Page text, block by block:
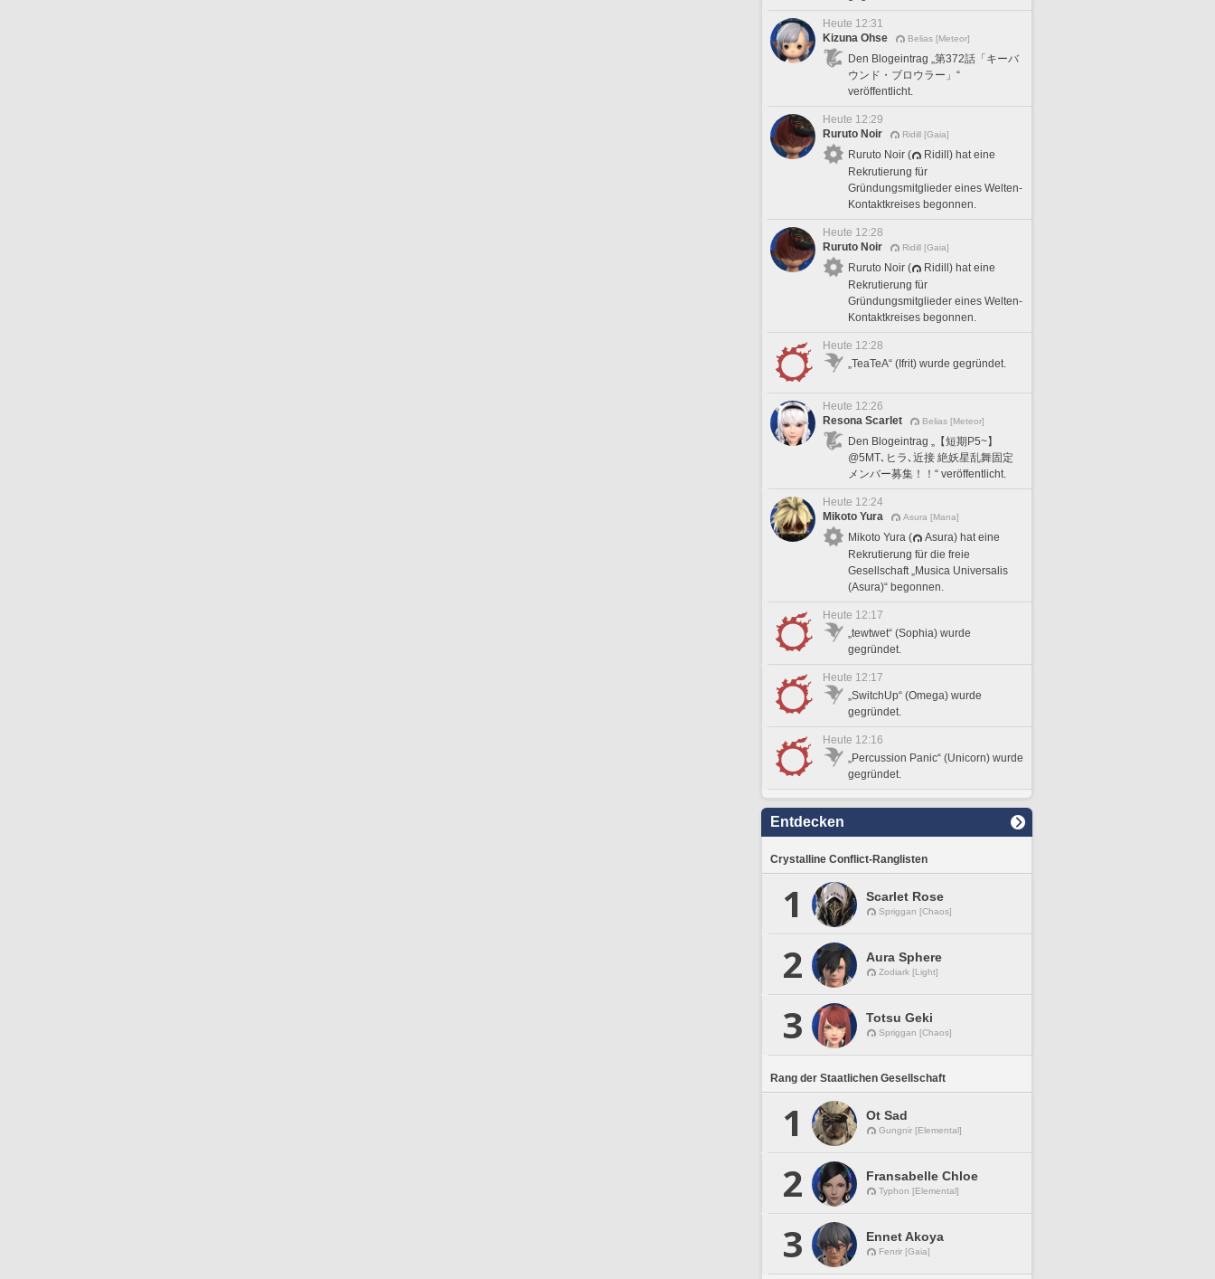
Heute 12:31
Kizuna Ohse
Belias [Meteor]
Den Blogeintrag „第372話「キーバ
ウンド・ブロウラー」“
veröffentlicht.
Heute 12:29
Ruruto Noir
Ridill [Gaia]
Ruruto Noir (
Ridill) hat eine
Rekrutierung für
Gründungsmitglieder eines Welten-
Kontaktkreises begonnen.
Heute 12:28
Ruruto Noir
Ridill [Gaia]
Ruruto Noir (
Ridill) hat eine
Rekrutierung für
Gründungsmitglieder eines Welten-
Kontaktkreises begonnen.
Heute 12:28
„TeaTeA“ (Ifrit) wurde gegründet.
Heute 12:26
Resona Scarlet
Belias [Meteor]
Den Blogeintrag „【短期P5~】
@5MT､ヒラ､近接 絶妖星乱舞固定
メンバー募集！！“ veröffentlicht.
Heute 12:24
Mikoto Yura
Asura [Mana]
Mikoto Yura (
Asura) hat eine
Rekrutierung für die freie
Gesellschaft „Musica Universalis
(Asura)“ begonnen.
Heute 12:17
„tewtwet“ (Sophia) wurde
gegründet.
Heute 12:17
„SwitchUp“ (Omega) wurde
gegründet.
Heute 12:16
„Percussion Panic“ (Unicorn) wurde
gegründet.
Entdecken
Crystalline Conflict-Ranglisten
1 Scarlet Rose
Spriggan [Chaos]
2 Aura Sphere
Zodiark [Light]
3 Totsu Geki
Spriggan [Chaos]
Rang der Staatlichen Gesellschaft
1 Ot Sad
Gungnir [Elemental]
2 Fransabelle Chloe
Typhon [Elemental]
3 Ennet Akoya
Fenrir [Gaia]